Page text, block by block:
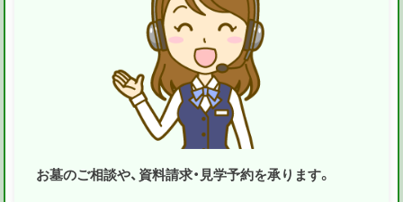
お墓のご相談や、資料請求・見学予約を承ります。